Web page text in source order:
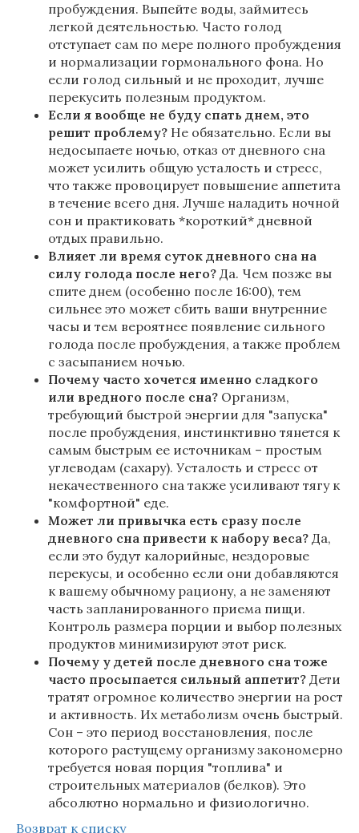
пробуждения. Выпейте воды, займитесь
легкой деятельностью. Часто голод
отступает сам по мере полного пробуждения
и нормализации гормонального фона. Но
если голод сильный и не проходит, лучше
перекусить полезным продуктом.
Если я вообще не буду спать днем, это
решит проблему? Не обязательно. Если вы
недосыпаете ночью, отказ от дневного сна
может усилить общую усталость и стресс,
что также провоцирует повышение аппетита
в течение всего дня. Лучше наладить ночной
сон и практиковать *короткий* дневной
отдых правильно.
Влияет ли время суток дневного сна на
силу голода после него? Да. Чем позже вы
спите днем (особенно после 16:00), тем
сильнее это может сбить ваши внутренние
часы и тем вероятнее появление сильного
голода после пробуждения, а также проблем
с засыпанием ночью.
Почему часто хочется именно сладкого
или вредного после сна? Организм,
требующий быстрой энергии для "запуска"
после пробуждения, инстинктивно тянется к
самым быстрым ее источникам – простым
углеводам (сахару). Усталость и стресс от
некачественного сна также усиливают тягу к
"комфортной" еде.
Может ли привычка есть сразу после
дневного сна привести к набору веса? Да,
если это будут калорийные, нездоровые
перекусы, и особенно если они добавляются
к вашему обычному рациону, а не заменяют
часть запланированного приема пищи.
Контроль размера порции и выбор полезных
продуктов минимизируют этот риск.
Почему у детей после дневного сна тоже
часто просыпается сильный аппетит? Дети
тратят огромное количество энергии на рост
и активность. Их метаболизм очень быстрый.
Сон – это период восстановления, после
которого растущему организму закономерно
требуется новая порция "топлива" и
строительных материалов (белков). Это
абсолютно нормально и физиологично.
Возврат к списку